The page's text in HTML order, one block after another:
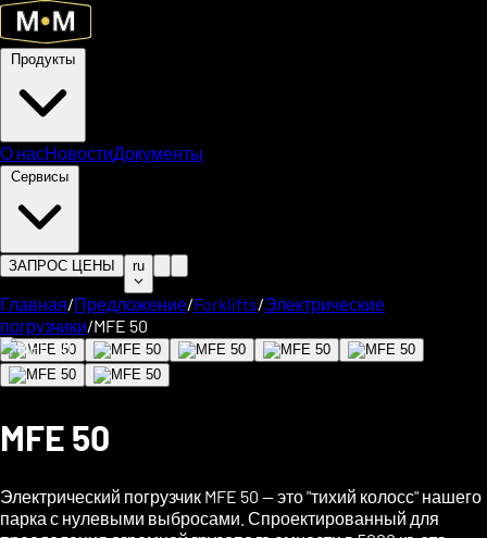
О насНовостиДокументы
ЗАПРОС ЦЕНЫ ru
Главная/Предложение/Forklifts/Электрические
погрузчики/MFE 50
MFE 50
Электрический погрузчик MFE 50 — это "тихий колосс" нашего
парка с нулевыми выбросами. Спроектированный для